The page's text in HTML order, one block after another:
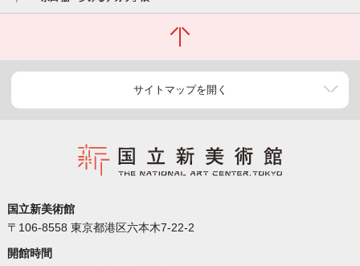
サイトマップを開く
国立新美術館
〒106-8558 東京都港区六本木7-22-2
開館時間